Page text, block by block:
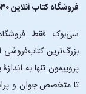
فروشگاه کتاب آنلاین ۳۰بوک
سی‌بوک فقط
بزرگ‌ترین کتاب‌فروشی
تا متخصص جوان و